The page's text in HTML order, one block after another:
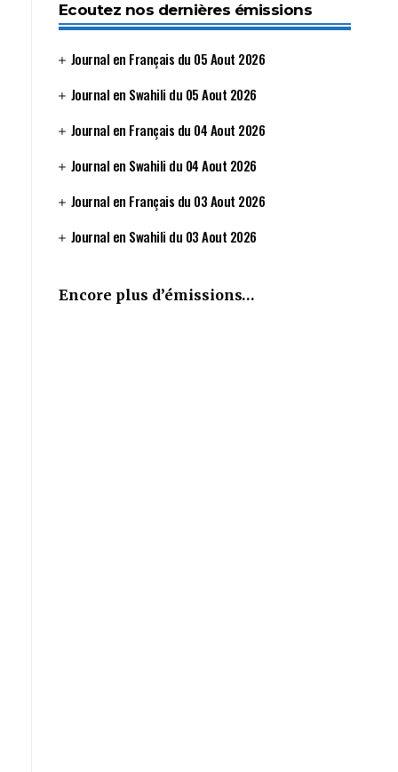
Ecoutez nos dernières émissions
Journal en Français du 05 Aout 2026
Journal en Swahili du 05 Aout 2026
Journal en Français du 04 Aout 2026
Journal en Swahili du 04 Aout 2026
Journal en Français du 03 Aout 2026
Journal en Swahili du 03 Aout 2026
Encore plus d’émissions…